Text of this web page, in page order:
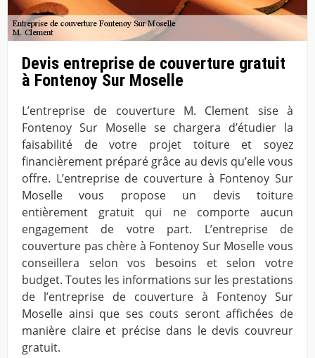
Devis entreprise de couverture gratuit
à Fontenoy Sur Moselle
L’entreprise de couverture M. Clement sise à
Fontenoy Sur Moselle se chargera d’étudier la
faisabilité de votre projet toiture et soyez
financièrement préparé grâce au devis qu’elle vous
offre. L’entreprise de couverture à Fontenoy Sur
Moselle vous propose un devis toiture
entièrement gratuit qui ne comporte aucun
engagement de votre part. L’entreprise de
couverture pas chère à Fontenoy Sur Moselle vous
conseillera selon vos besoins et selon votre
budget. Toutes les informations sur les prestations
de l’entreprise de couverture à Fontenoy Sur
Moselle ainsi que ses couts seront affichées de
manière claire et précise dans le devis couvreur
gratuit.